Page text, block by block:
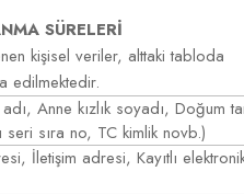
SÜRELERİ
kişisel veriler, alttaki tabloda
edilmektedir.
Anne kızlık soyadı, Doğum
sıra no, TC kimlik novb.)
İletişim adresi, Kayıtlı